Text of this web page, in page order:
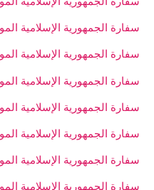
سفارة الجمهورية الإسلامية
سفارة الجمهورية الإسلامية
سفارة الجمهورية الإسلامية
سفارة الجمهورية الإسلامية
سفارة الجمهورية الإسلامية
سفارة الجمهورية الإسلامية
سفارة الجمهورية الإسلامية